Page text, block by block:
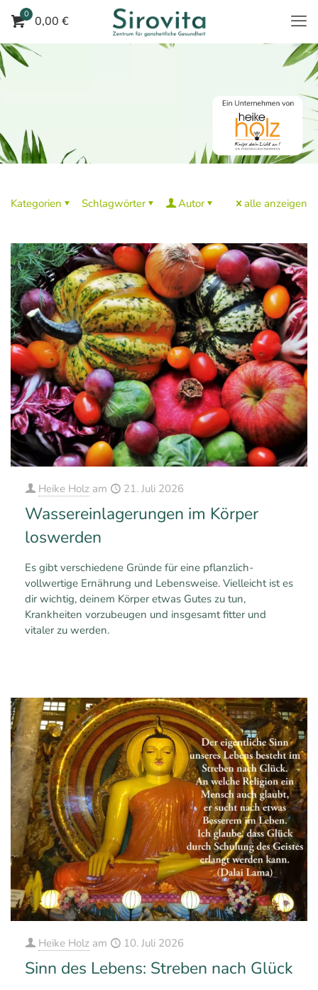
0 0,00 €
Kategorien Schlagwörter Autor alle anzeigen
Heike Holz am 21. Juli 2026
Wassereinlagerungen im Körper
loswerden
Es gibt verschiedene Gründe für eine pflanzlich-
vollwertige Ernährung und Lebensweise. Vielleicht ist es
dir wichtig, deinem Körper etwas Gutes zu tun,
Krankheiten vorzubeugen und insgesamt fitter und
vitaler zu werden.
Heike Holz am 10. Juli 2026
Sinn des Lebens: Streben nach Glück